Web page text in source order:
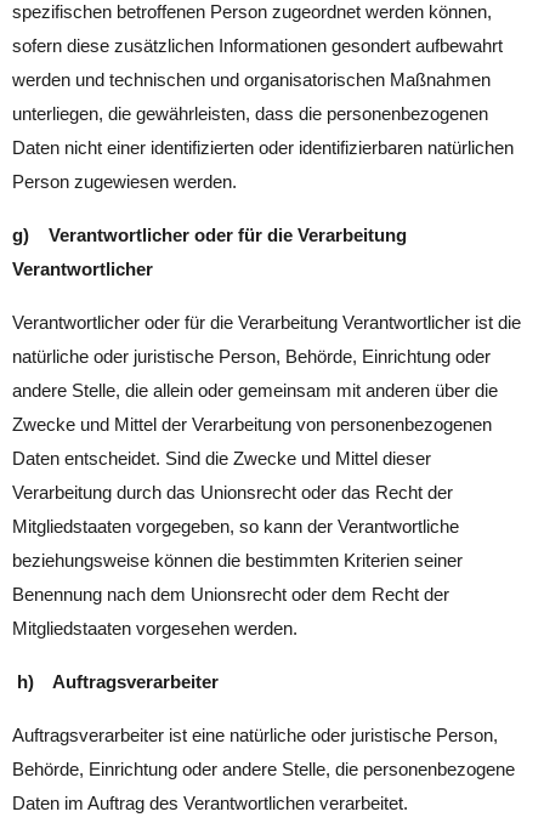
spezifischen betroffenen Person zugeordnet werden können,
sofern diese zusätzlichen Informationen gesondert aufbewahrt
werden und technischen und organisatorischen Maßnahmen
unterliegen, die gewährleisten, dass die personenbezogenen
Daten nicht einer identifizierten oder identifizierbaren natürlichen
Person zugewiesen werden.
g) Verantwortlicher oder für die Verarbeitung
Verantwortlicher
Verantwortlicher oder für die Verarbeitung Verantwortlicher ist die
natürliche oder juristische Person, Behörde, Einrichtung oder
andere Stelle, die allein oder gemeinsam mit anderen über die
Zwecke und Mittel der Verarbeitung von personenbezogenen
Daten entscheidet. Sind die Zwecke und Mittel dieser
Verarbeitung durch das Unionsrecht oder das Recht der
Mitgliedstaaten vorgegeben, so kann der Verantwortliche
beziehungsweise können die bestimmten Kriterien seiner
Benennung nach dem Unionsrecht oder dem Recht der
Mitgliedstaaten vorgesehen werden.
h) Auftragsverarbeiter
Auftragsverarbeiter ist eine natürliche oder juristische Person,
Behörde, Einrichtung oder andere Stelle, die personenbezogene
Daten im Auftrag des Verantwortlichen verarbeitet.